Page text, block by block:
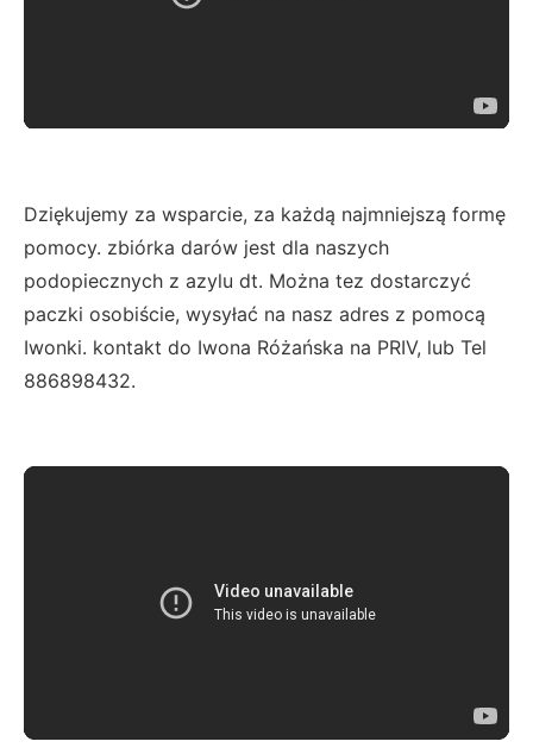
Dziękujemy za wsparcie, za każdą najmniejszą formę
pomocy. zbiórka darów jest dla naszych
podopiecznych z azylu dt. Można tez dostarczyć
paczki osobiście, wysyłać na nasz adres z pomocą
Iwonki. kontakt do Iwona Różańska na PRIV, lub Tel
886898432.